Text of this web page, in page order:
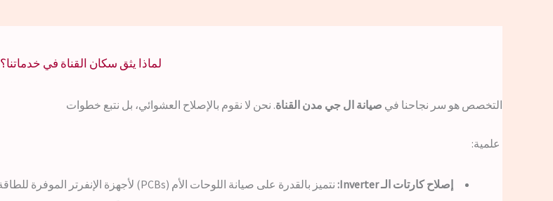
لماذا يثق سكان القناة في خدماتنا؟
التخصص هو سر نجاحنا في صيانة ال جي مدن القناة. نحن لا نقوم بالإصلاح العشوائي، بل نتبع خطوات
علمية:
إصلاح كارتات الـ Inverter:
نتميز بالقدرة على صيانة اللوحات الأم (PCBs) لأجهزة الإنفرتر الموفرة للطاقة، والتي تتأثر غالباً بتذبذب التيار في المناطق الصناعية بالسويس.